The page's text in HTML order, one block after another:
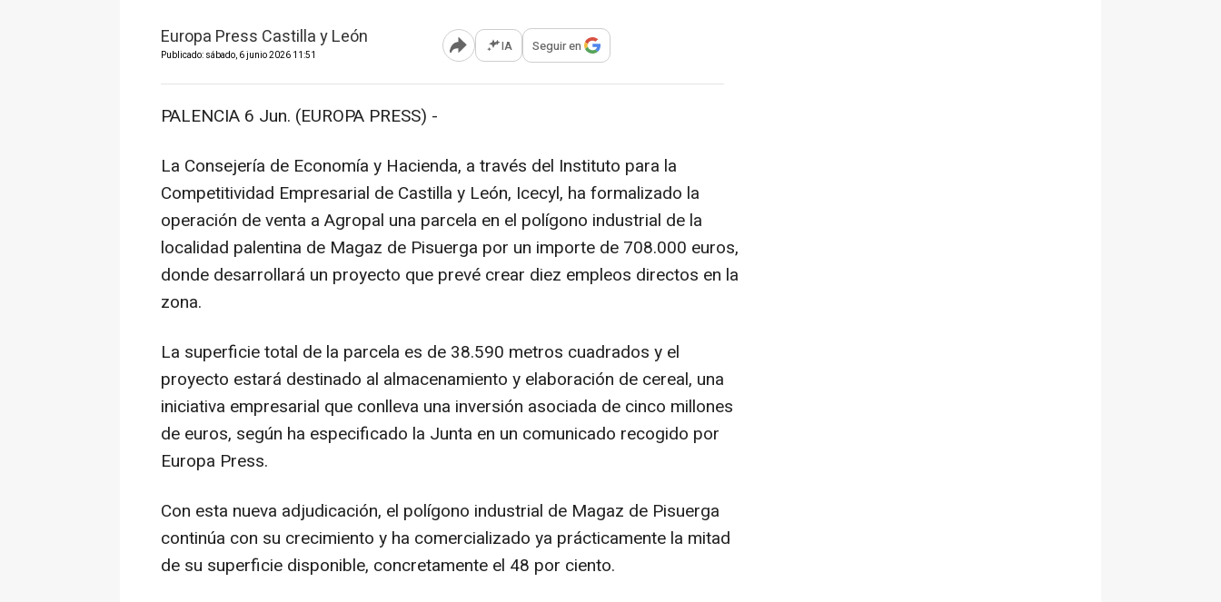
Europa Press Castilla y León
Publicado: sábado, 6 junio 2026 11:51 Abrir opciones para compartir
IA Seguir en
PALENCIA 6 Jun. (EUROPA PRESS) -
La Consejería de Economía y Hacienda, a través del Instituto para la
Competitividad Empresarial de Castilla y León, Icecyl, ha formalizado la
operación de venta a Agropal una parcela en el polígono industrial de la
localidad palentina de Magaz de Pisuerga por un importe de 708.000 euros,
donde desarrollará un proyecto que prevé crear diez empleos directos en la
zona.
La superficie total de la parcela es de 38.590 metros cuadrados y el
proyecto estará destinado al almacenamiento y elaboración de cereal, una
iniciativa empresarial que conlleva una inversión asociada de cinco millones
de euros, según ha especificado la Junta en un comunicado recogido por
Europa Press.
Con esta nueva adjudicación, el polígono industrial de Magaz de Pisuerga
continúa con su crecimiento y ha comercializado ya prácticamente la mitad
de su superficie disponible, concretamente el 48 por ciento.